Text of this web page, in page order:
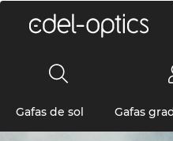
Gafas de sol Gafas